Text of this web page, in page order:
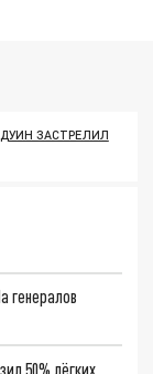
ЗАСТРЕЛИЛ
генералов
50% лёгких